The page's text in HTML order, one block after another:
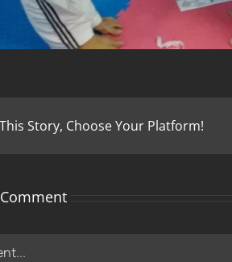
Story, Choose Your Platform!